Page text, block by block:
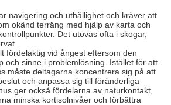
navigering och uthållighet och kräver att
okänd terräng med hjälp av karta och
Det utövas ofta i skogar,
fördelaktig vid ångest eftersom den
och sinne i problemlösning. Istället för att
måste deltagarna koncentrera sig på att
och anpassa sig till föränderliga
ger också fördelarna av naturkontakt,
minska kortisolnivåer och förbättra